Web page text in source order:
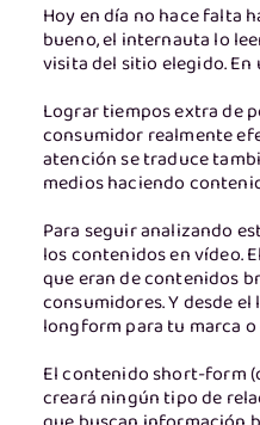
Hoy en día no hace falta
bueno, el internauta lo
visita del sitio elegido.
Lograr tiempos extra de
consumidor realmente
atención se traduce
medios haciendo
Para seguir analizando
los contenidos en vídeo.
que eran de contenidos
consumidores. Y desde
longform para tu marca o
El contenido short-form
creará ningún tipo de